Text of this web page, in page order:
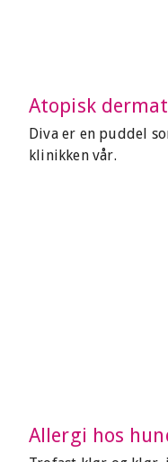
Atopisk
Diva er en puddel
klinikken vår.
Allergi hos